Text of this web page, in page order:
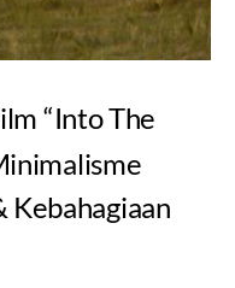
“Into The
Kebahagiaan